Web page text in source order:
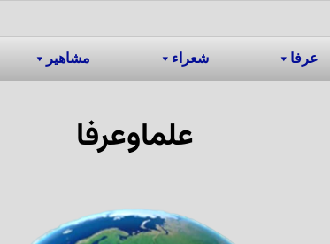
عرفا شعراء مشاهیر
علماوعرفا